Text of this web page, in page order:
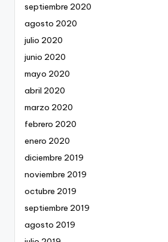
septiembre 2020
agosto 2020
julio 2020
junio 2020
mayo 2020
abril 2020
marzo 2020
febrero 2020
enero 2020
diciembre 2019
noviembre 2019
octubre 2019
septiembre 2019
agosto 2019